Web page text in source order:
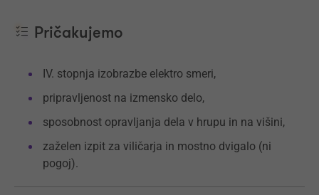
Pričakujemo
IV. stopnja izobrazbe elektro smeri,
pripravljenost na izmensko delo,
sposobnost opravljanja dela v hrupu in na višini,
zaželen izpit za viličarja in mostno dvigalo (ni
pogoj).